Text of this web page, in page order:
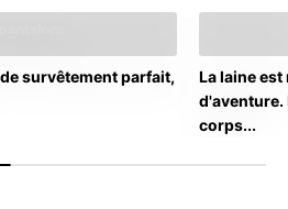
survêtement parfait,
La laine
d'aventure.
corps...